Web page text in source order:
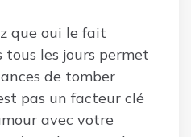
que oui le fait
tous les jours permet
de tomber
pas un facteur clé
avec votre